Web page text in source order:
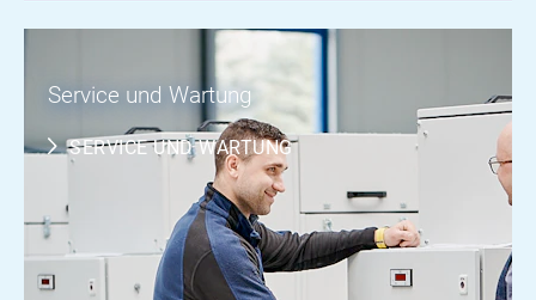
Service und Wartung
SERVICE UND WARTUNG